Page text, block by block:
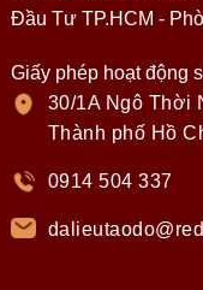
Đầu Tư TP.HCM -
Giấy phép hoạt động
30/1A Ngô Thời
Thành phố Hồ
0914 504 337